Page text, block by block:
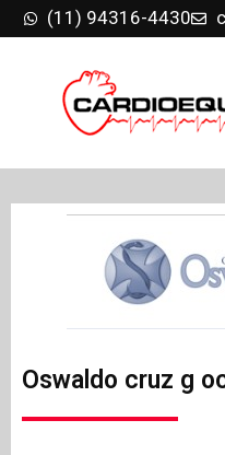
(11) 94316-4430
Oswaldo cruz g